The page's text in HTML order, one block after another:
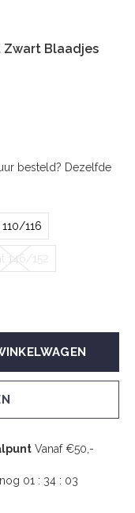
Zwart Blaadjes
besteld? Dezelfde
110/116
146/152
Vanaf €50,-
01 : 34 : 03